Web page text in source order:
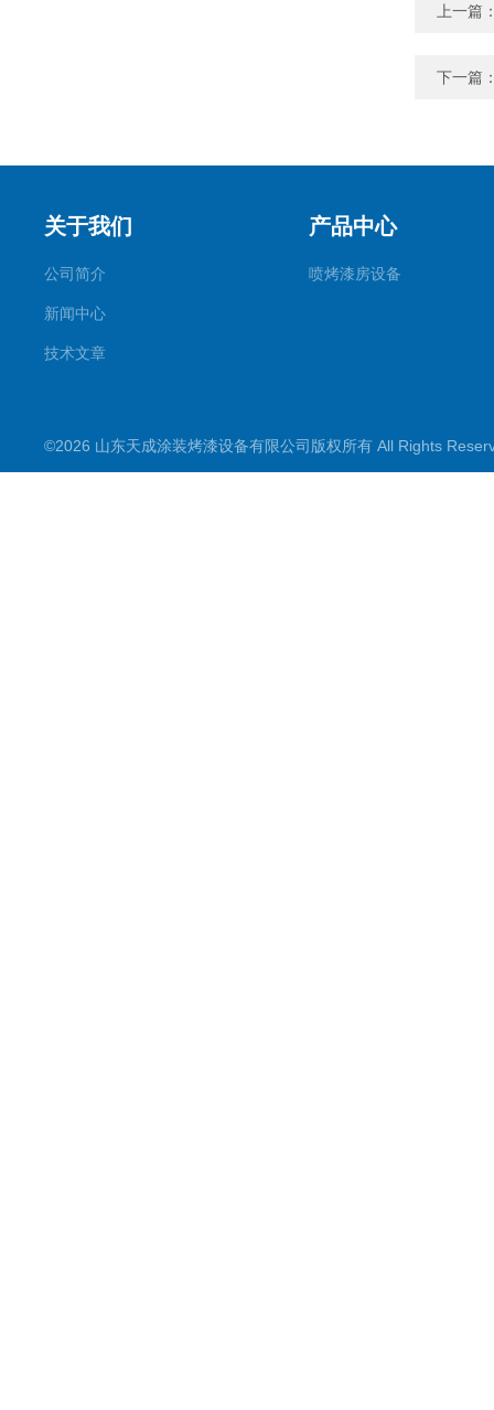
上一篇
下一篇
关于我们
公司简介
新闻中心
技术文章
产品中心
喷烤漆房设备
©2026 山东天成涂装烤漆设备有限公司版权所有 All Rights